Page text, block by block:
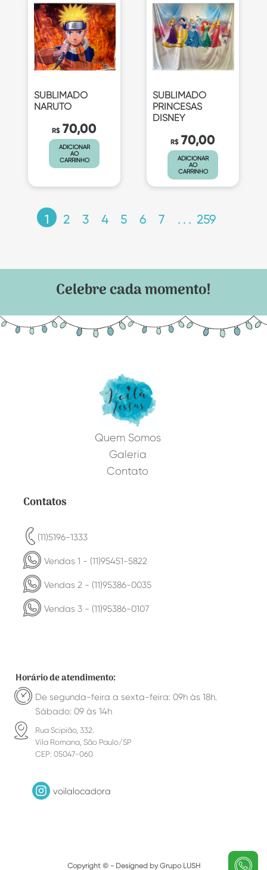
SUBLIMADO
NARUTO
R$ 70,00
ADICIONAR
AO
CARRINHO
SUBLIMADO
PRINCESAS
DISNEY
R$ 70,00
ADICIONAR
AO
CARRINHO
1 2 3 4 5 6 7 . . . 259
Celebre cada momento!
Quem Somos
Galeria
Contato
Contatos
(11)5196-1333
Vendas 1 - (11)95451-5822
Vendas 2 - (11)95386-0035
Vendas 3 - (11)95386-0107
Horário de atendimento:
De segunda-feira a sexta-feira: 09h às 18h.
Sábado: 09 às 14h
Rua Scipião, 332.
Vila Romana, São Paulo/SP
CEP: 05047-060
voilalocadora
Copyright © - Designed by Grupo LUSH